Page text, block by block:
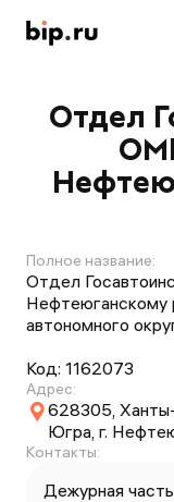
Отдел
Полное название:
Отдел
Нефтеюганскому
автономного
Код: 1162073
Адрес:
628305,
Югра, г.
Контакты:
Дежурная часть